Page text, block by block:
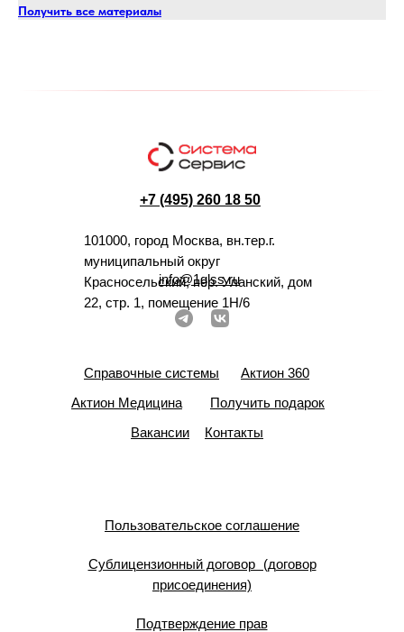
Получить все материалы
+7 (495) 260 18 50
101000, город Москва, вн.тер.г.
муниципальный округ
Красносельский, пер. Уланский, дом
22, стр. 1, помещение 1Н/6
info@1glss.ru
Справочные системы
Актион 360
Актион Медицина
Получить подарок
Вакансии
Контакты
Пользовательское соглашение
Сублицензионный договор (договор
присоединения)
Подтверждение прав